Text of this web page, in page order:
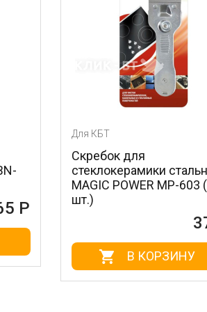
для
стальной
POWER MP-603 (1
В КОРЗИНУ